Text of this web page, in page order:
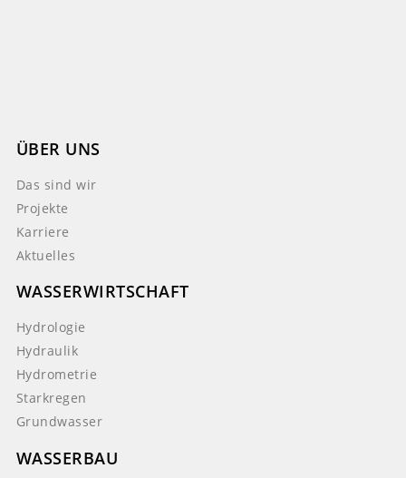
ÜBER UNS
Das sind wir
Projekte
Karriere
Aktuelles
WASSERWIRTSCHAFT
Hydrologie
Hydraulik
Hydrometrie
Starkregen
Grundwasser
WASSERBAU